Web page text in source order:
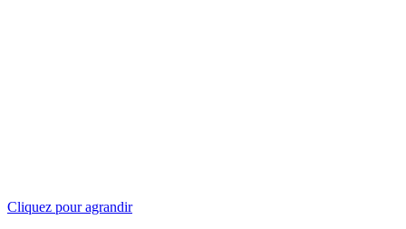
Cliquez pour agrandir